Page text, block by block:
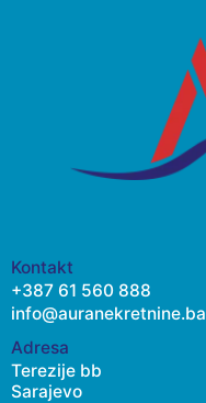
Kontakt
+387 61 560 888
info@auranekretnine.ba
Adresa
Terezije bb
Sarajevo